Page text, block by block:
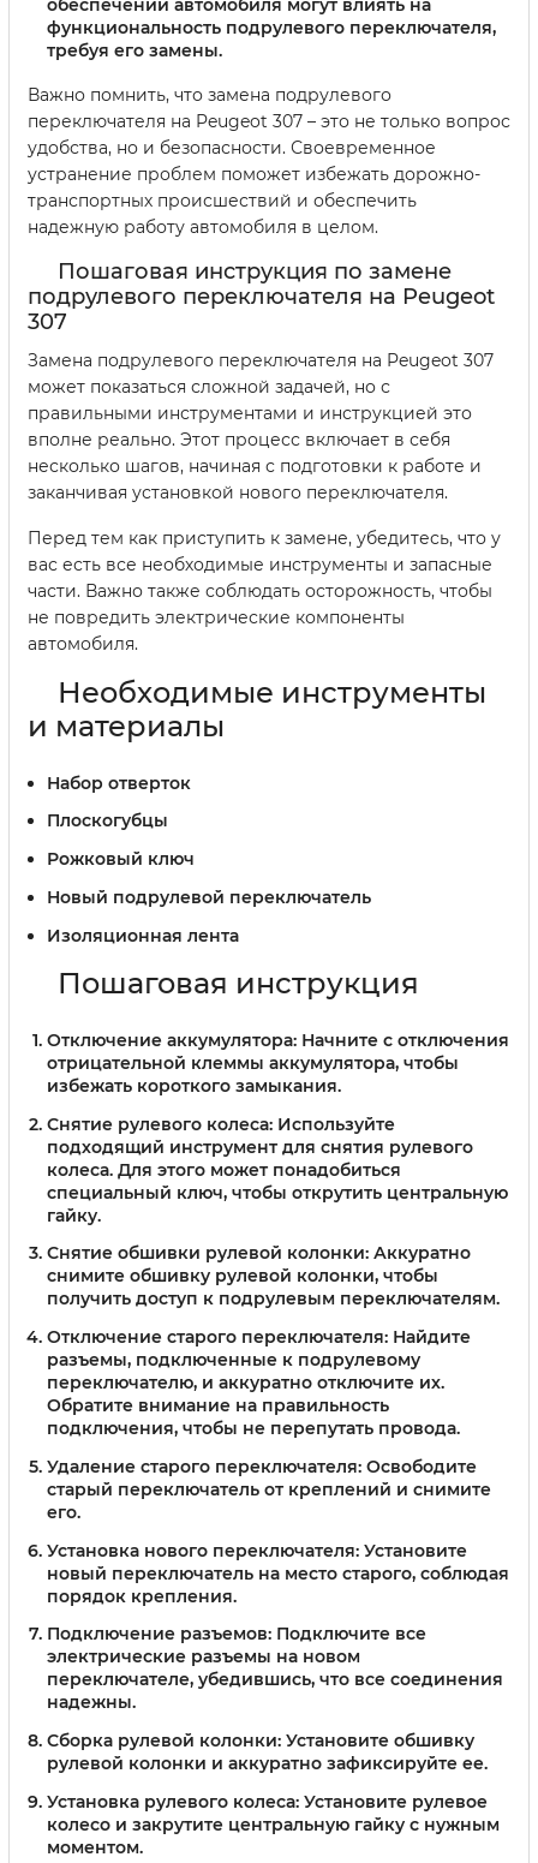
функциональность подрулевого переключателя,
требуя его замены.
Важно помнить, что замена подрулевого
переключателя на Peugeot 307 – это не только вопрос
удобства, но и безопасности. Своевременное
устранение проблем поможет избежать дорожно-
транспортных происшествий и обеспечить
надежную работу автомобиля в целом.
Пошаговая инструкция по замене
подрулевого переключателя на Peugeot
307
Замена подрулевого переключателя на Peugeot 307
может показаться сложной задачей, но с
правильными инструментами и инструкцией это
вполне реально. Этот процесс включает в себя
несколько шагов, начиная с подготовки к работе и
заканчивая установкой нового переключателя.
Перед тем как приступить к замене, убедитесь, что у
вас есть все необходимые инструменты и запасные
части. Важно также соблюдать осторожность, чтобы
не повредить электрические компоненты
автомобиля.
Необходимые инструменты
и материалы
Набор отверток
Плоскогубцы
Рожковый ключ
Новый подрулевой переключатель
Изоляционная лента
Пошаговая инструкция
Отключение аккумулятора: Начните с отключения
отрицательной клеммы аккумулятора, чтобы
избежать короткого замыкания.
Снятие рулевого колеса: Используйте
подходящий инструмент для снятия рулевого
колеса. Для этого может понадобиться
специальный ключ, чтобы открутить центральную
гайку.
Снятие обшивки рулевой колонки: Аккуратно
снимите обшивку рулевой колонки, чтобы
получить доступ к подрулевым переключателям.
Отключение старого переключателя: Найдите
разъемы, подключенные к подрулевому
переключателю, и аккуратно отключите их.
Обратите внимание на правильность
подключения, чтобы не перепутать провода.
Удаление старого переключателя: Освободите
старый переключатель от креплений и снимите
его.
Установка нового переключателя: Установите
новый переключатель на место старого, соблюдая
порядок крепления.
Подключение разъемов: Подключите все
электрические разъемы на новом
переключателе, убедившись, что все соединения
надежны.
Сборка рулевой колонки: Установите обшивку
рулевой колонки и аккуратно зафиксируйте ее.
Установка рулевого колеса: Установите рулевое
колесо и закрутите центральную гайку с нужным
моментом.